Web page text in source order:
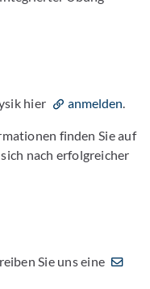
hier
anmelden
finden Sie auf
nach erfolgreicher
Sie uns eine